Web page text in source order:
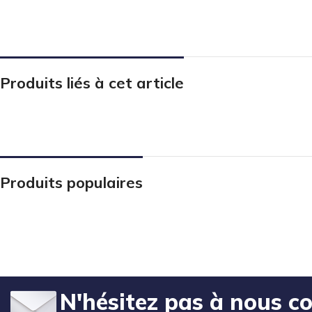
Produits liés à cet article
Produits populaires
N'hésitez pas à nous